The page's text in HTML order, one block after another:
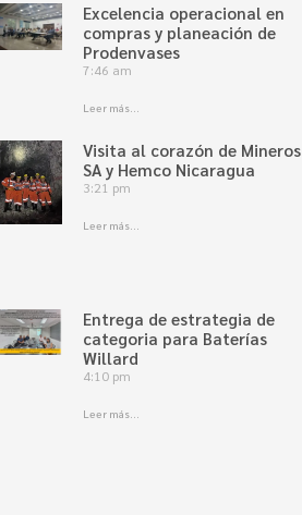
Excelencia operacional en
compras y planeación de
Prodenvases
7:46 am
Leer más...
Visita al corazón de Mineros
SA y Hemco Nicaragua
3:21 pm
Leer más...
Entrega de estrategia de
categoria para Baterías
Willard
4:10 pm
Leer más...